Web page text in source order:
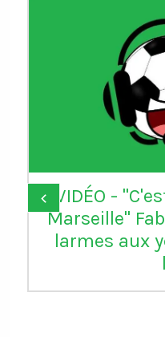
Donald
d’avoir
injustice" en
rouge de
USA
‹